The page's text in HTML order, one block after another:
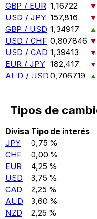
GBP / EUR 1,16722
▼
USD / JPY 157,816
▼
GBP / USD 1,34917
▲
USD / CHF 0,807846 ▼
USD / CAD 1,39413
▼
EUR / JPY 182,417
▼
AUD / USD 0,706719 ▲
Tipos de
Divisa Tipo de interés
JPY
0,75 %
CHF
0,00 %
EUR
4,25 %
USD
3,75 %
CAD
2,25 %
AUD
3,60 %
NZD
2,25 %